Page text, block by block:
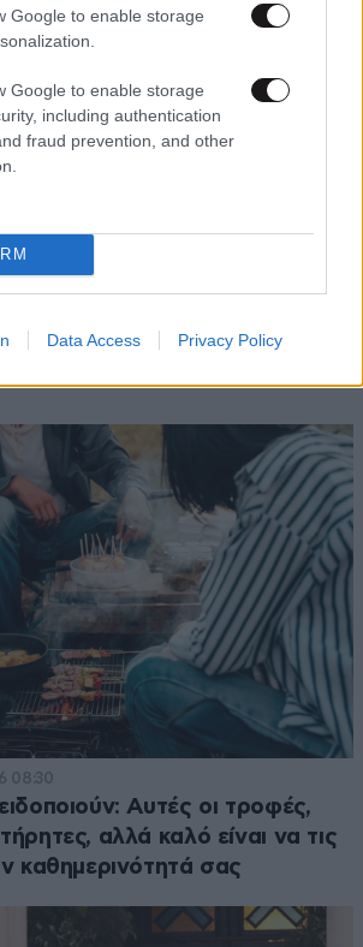
Google to enable storage
Google to enable storage
including authentication
fraud prevention, and other
Data Access Privacy Policy
13:03
θα λάβουν email ή
την ΑΑΔΕ για φορολογικές
08:30
Αυτές οι τροφές,
αλλά καλό είναι να τις
καθημερινότητά σας